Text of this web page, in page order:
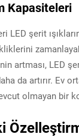
Kapasiteleri
şerit
artması, LED
da artırır.
olmayan bir